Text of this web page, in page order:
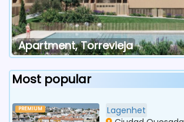
Apartment, Torrevieja
Most popular
PREMIUM
Lagenhet